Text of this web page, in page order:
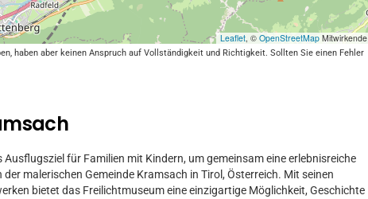
Leaflet, © OpenStreetMap Mitwirkende
haben aber keinen Anspruch auf Vollständigkeit und Richtigkeit. Sollten Sie einen Fehler
für Familien mit Kindern, um gemeinsam eine erlebnisreiche
malerischen Gemeinde Kramsach in Tirol, Österreich. Mit seinen
bietet das Freilichtmuseum eine einzigartige Möglichkeit, Geschichte